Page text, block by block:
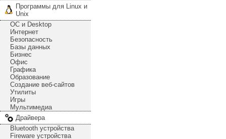
Программы для Linux и
Unix
ОС и Desktop
Интернет
Безопасность
Базы данных
Бизнес
Офис
Графика
Образование
Создание веб-сайтов
Утилиты
Игры
Мультимедиа
Драйвера
Bluetooth устройства
Fireware устройства